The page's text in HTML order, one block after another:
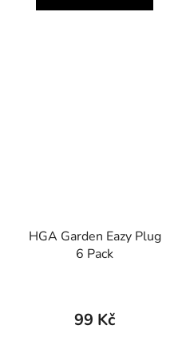
HGA Garden Eazy Plug
6 Pack
99 Kč